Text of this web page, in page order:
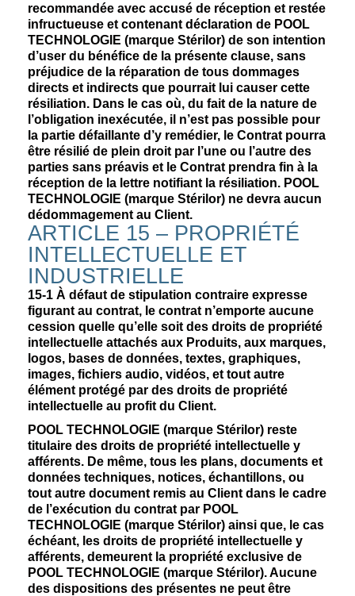
recommandée avec accusé de réception et restée
infructueuse et contenant déclaration de POOL
TECHNOLOGIE (marque Stérilor) de son intention
d’user du bénéfice de la présente clause, sans
préjudice de la réparation de tous dommages
directs et indirects que pourrait lui causer cette
résiliation. Dans le cas où, du fait de la nature de
l’obligation inexécutée, il n’est pas possible pour
la partie défaillante d’y remédier, le Contrat pourra
être résilié de plein droit par l’une ou l’autre des
parties sans préavis et le Contrat prendra fin à la
réception de la lettre notifiant la résiliation. POOL
TECHNOLOGIE (marque Stérilor) ne devra aucun
dédommagement au Client.
ARTICLE 15 – PROPRIÉTÉ
INTELLECTUELLE ET
INDUSTRIELLE
15-1 À défaut de stipulation contraire expresse
figurant au contrat, le contrat n’emporte aucune
cession quelle qu’elle soit des droits de propriété
intellectuelle attachés aux Produits, aux marques,
logos, bases de données, textes, graphiques,
images, fichiers audio, vidéos, et tout autre
élément protégé par des droits de propriété
intellectuelle au profit du Client.
POOL TECHNOLOGIE (marque Stérilor) reste
titulaire des droits de propriété intellectuelle y
afférents. De même, tous les plans, documents et
données techniques, notices, échantillons, ou
tout autre document remis au Client dans le cadre
de l’exécution du contrat par POOL
TECHNOLOGIE (marque Stérilor) ainsi que, le cas
échéant, les droits de propriété intellectuelle y
afférents, demeurent la propriété exclusive de
POOL TECHNOLOGIE (marque Stérilor). Aucune
des dispositions des présentes ne peut être